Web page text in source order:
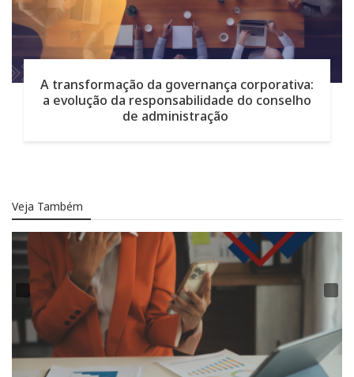
A transformação da governança corporativa:
a evolução da responsabilidade do conselho
de administração
Veja Também